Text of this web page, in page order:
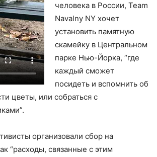
человека в России, Team
Navalny NY хочет
установить памятную
скамейку в Центральном
парке Нью-Йорка, “где
каждый сможет
посидеть и вспомнить об
цветы, или собраться с
организовали сбор на
“расходы, связанные с этим